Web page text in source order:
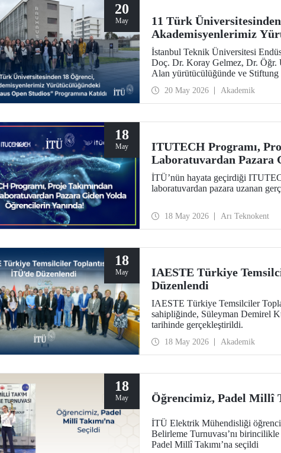
20
May
11 Türk
Akademisyenlerimiz
Open Studios”
İstanbul Teknik Üniversitesi
Doç. Dr. Koray Gelmez, Dr.
Alan yürütücülüğünde ve
20 May 2026 Akademik
18
May
ITUTECH Programı,
Laboratuvardan Pazara
Yanında
İTÜ’nün hayata geçirdiği
laboratuvardan pazara uzanan
18 May 2026 Arı Teknokent
18
May
IAESTE Türkiye
Düzenlendi
IAESTE Türkiye Temsilciler
sahipliğinde, Süleyman Demirel
tarihinde gerçekleştirildi.
18 May 2026 Akademik
18
May Öğrencimiz, Padel Millî
İTÜ Elektrik Mühendisliği
Belirleme Turnuvası’nı
Padel Millî Takımı’na seçildi